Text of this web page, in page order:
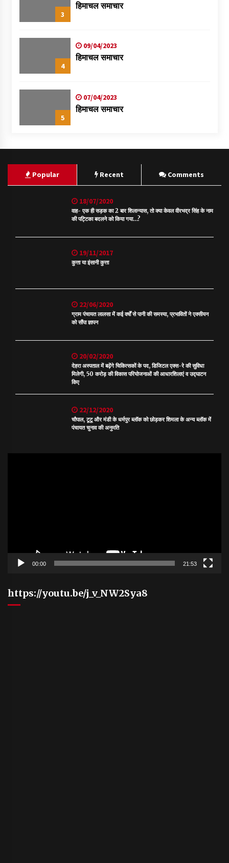
3
हिमाचल समाचार
4
09/04/2023
हिमाचल समाचार
5
07/04/2023
हिमाचल समाचार
Popular Recent Comments
18/07/2020
वाह- एक ही सड़क का 2 बार शिलान्यास, तो क्या केवल वीरभद्र सिंह के नाम
की पट्टिका बदलने को किया गया…?
19/11/2017
कुत्ता या इंसानी कुत्ता
22/06/2020
ग्राम पंचायत लालसा में कई वर्षों से पानी की समस्या, प्रभावितों ने एक्सीयन
को सौंपा ज्ञापन
20/02/2020
देहरा अस्पताल में बढ़ेंगे चिकित्सकों के पद, डिजिटल एक्स-रे की सुविधा
मिलेगी, 50 करोड़ की विकास परियोजनाओं की आधारशिलाएं व उद्घाटन
किए
22/12/2020
चौपाल, टूटू और मंडी के धर्मपुर ब्लॉक को छोड़कर शिमला के अन्य ब्लॉक में
पंचायत चुनाव की अनुमति
00:00 21:53
https://youtu.be/j_v_NW2Sya8